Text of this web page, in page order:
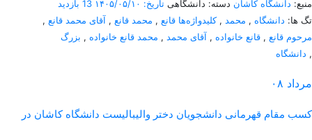
منبع: دانشگاه کاشان دسته: دانشگاهی تاریخ: ۱۴۰۵/۰۵/۱۰
13 بازدید
تگ ها: دانشگاه , محمد ,کلیدواژه‌ها قانع , محمد قانع , آقای محمد قانع ,
مرحوم قانع , قانع خانواده , آقای محمد , محمد قانع خانواده , بزرگ
دانشگاه ,
۰۸ مرداد
کسب مقام قهرمانی دانشجویان دختر والیبالیست دانشگاه کاشان در